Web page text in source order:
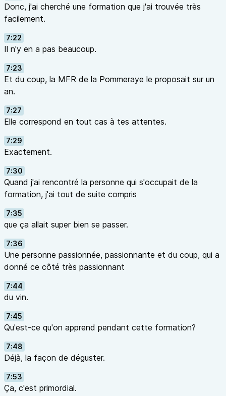
Donc, j'ai cherché une formation que j'ai trouvée très
facilement.
7:22
Il n'y en a pas beaucoup.
7:23
Et du coup, la MFR de la Pommeraye le proposait sur un
an.
7:27
Elle correspond en tout cas à tes attentes.
7:29
Exactement.
7:30
Quand j'ai rencontré la personne qui s'occupait de la
formation, j'ai tout de suite compris
7:35
que ça allait super bien se passer.
7:36
Une personne passionnée, passionnante et du coup, qui a
donné ce côté très passionnant
7:44
du vin.
7:45
Qu'est-ce qu'on apprend pendant cette formation?
7:48
Déjà, la façon de déguster.
7:53
Ça, c'est primordial.